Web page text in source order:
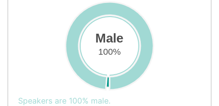
Male
100%
Speakers are 100% male.